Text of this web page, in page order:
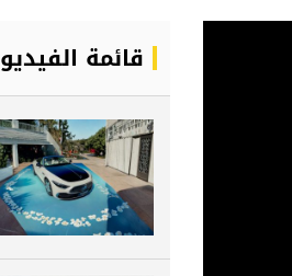
قائمة الفيديو